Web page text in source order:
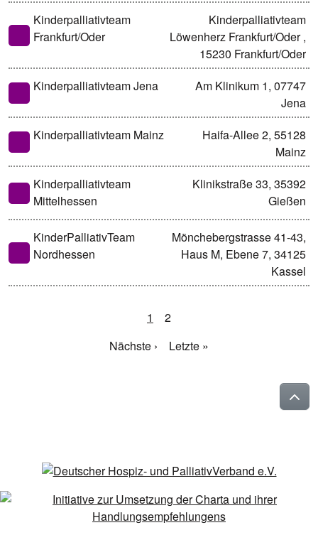
Kinderpalliativteam
Frankfurt/Oder
Kinderpalliativteam
Löwenherz Frankfurt/Oder ,
15230 Frankfurt/Oder
Kinderpalliativteam Jena
Am Klinikum 1, 07747
Jena
Kinderpalliativteam Mainz
Haifa-Allee 2, 55128
Mainz
Kinderpalliativteam
Mittelhessen
Klinikstraße 33, 35392
Gießen
KinderPalliativTeam
Nordhessen
Mönchebergstrasse 41-43,
Haus M, Ebene 7, 34125
Kassel
1
2
Nächste ›
Letzte »